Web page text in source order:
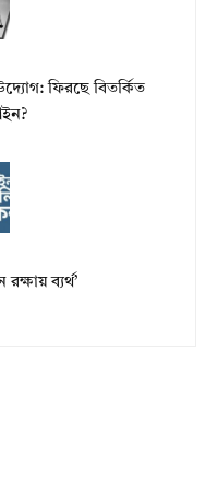
ফিরছে বিতর্কিত
রক্ষায় ব্যর্থ’